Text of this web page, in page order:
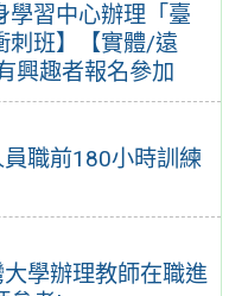
學習中心辦理「臺
刺班】【實體/遠
興趣者報名參加
職前180小時訓練
學辦理教師在職進